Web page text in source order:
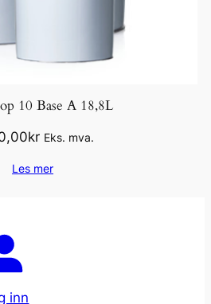
10 Base A 18,8L
kr Eks. mva.
Les mer
inn